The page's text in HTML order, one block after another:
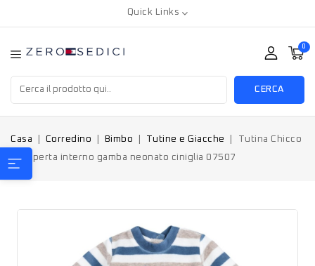
Quick Links
0
CERCA
Casa Corredino Bimbo Tutine e Giacche
Tutina Chicco
Blu aperta interno gamba neonato ciniglia 07507